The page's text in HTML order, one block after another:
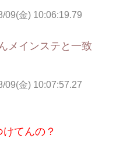
09(金) 10:06:19.79
メインステと一致
09(金) 10:07:57.27
てんの？